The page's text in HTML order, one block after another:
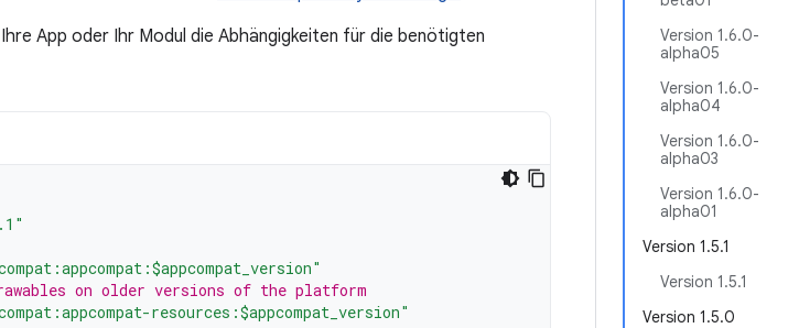
Version 1.6.0-
alpha05
Version 1.6.0-
alpha04
Version 1.6.0-
alpha03
Version 1.6.0-
alpha01
Version 1.5.1
Version 1.5.1
Version 1.5.0
App oder Ihr Modul die Abhängigkeiten für die benötigten
on older versions of the platform
resources:$appcompat_version"